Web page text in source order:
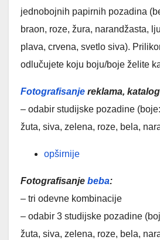
jednobojnih papirnih pozadina
braon, roze, žura, narandžasta,
plava, crvena, svetlo siva).
odlučujete koju boju/boje želite
Fotografisanje reklama,
– odabir studijske pozadine
žuta, siva, zelena, roze, bela,
opširnije
Fotografisanje beba:
– tri odevne kombinacije
– odabir 3 studijske pozadine
žuta, siva, zelena, roze, bela,